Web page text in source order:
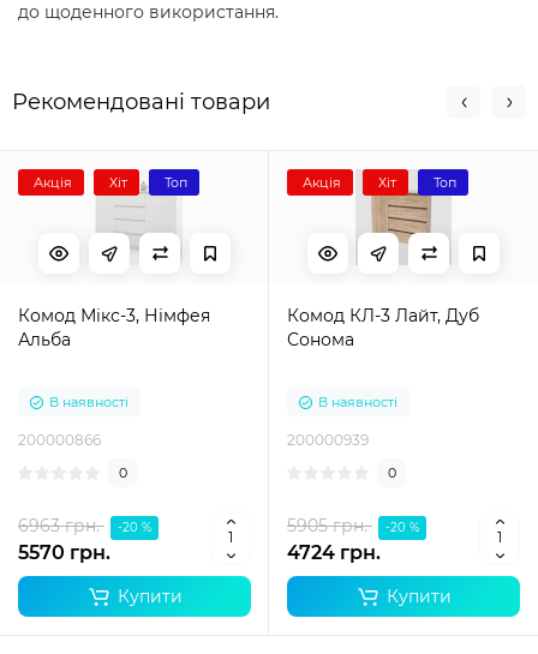
до щоденного використання.
Рекомендовані товари
Акція Хіт Топ
Комод Мікс-3, Німфея
Альба
В наявності
200000866
0
6963 грн. -20 %
5570 грн.
Купити
Акція Хіт Топ
Комод КЛ-3 Лайт, Дуб
Сонома
В наявності
200000939
0
5905 грн. -20 %
4724 грн.
Купити